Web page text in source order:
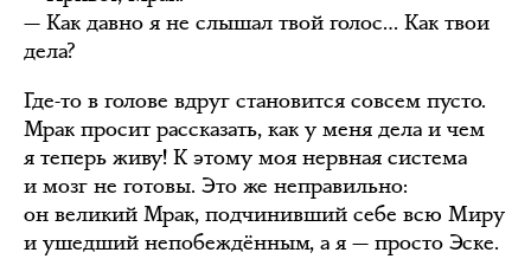
— Как давно я не слышал твой голос… Как твои
дела?
Где-то в голове вдруг становится совсем пусто.
Мрак просит рассказать, как у меня дела и чем
я теперь живу! К этому моя нервная система
и мозг не готовы. Это же неправильно:
он великий Мрак, подчинивший себе всю Миру
и ушедший непобеждённым, а я — просто Эске.